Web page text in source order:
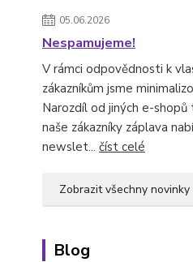
05.06.2026
Nespamujeme!
V rámci odpovědnosti k
zákazníkům jsme
Narozdíl od jiných e-shopů
naše zákazníky záplava
newslet... číst celé
Zobrazit všechny novinky
Blog